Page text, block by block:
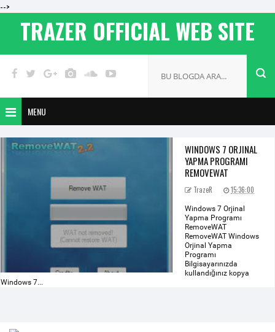
-->
TRAZER OFFICIAL WEB SITE
MENU
WINDOWS 7 ORJINAL
YAPMA PROGRAMI
REMOVEWAT
TrazeR 15:36:00
Windows 7 Orjinal
Yapma Programı
RemoveWAT
RemoveWAT Windows
Orjinal Yapma
Programı
Bilgisayarınızda
kullandığınız kopya
Windows 7...